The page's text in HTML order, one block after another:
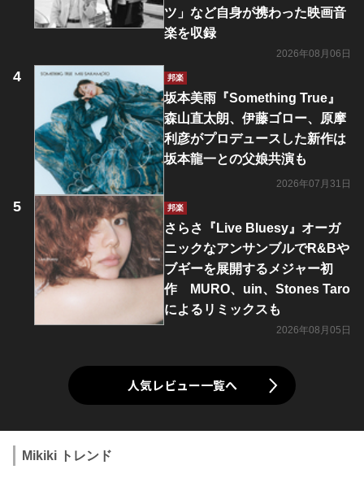
ツ」など自身が携わった映画音
楽を収録
2026年08月06日
邦楽
坂本美雨『Something True』
森山直太朗、伊藤ゴロー、原摩
利彦がプロデュースした新作は
坂本龍一との父娘共演も
2026年07月31日
邦楽
さらさ『Live Bluesy』オーガ
ニックなアンサンブルでR&Bや
ブギーを展開するメジャー初
作 MURO、uin、Stones Taro
によるリミックスも
2026年08月05日
人気レビュー一覧へ
Mikiki トレンド